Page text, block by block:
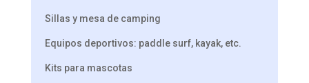
Sillas y mesa de camping
Equipos deportivos: paddle surf, kayak, etc.
Kits para mascotas